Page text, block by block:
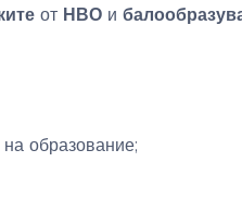
от НВОи
образование;